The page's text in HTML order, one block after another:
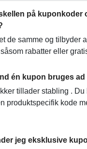
på kuponkoder
de samme og tilbyder
rabatter eller
én kupon bruges
tillader stabling . Du
produktspecifik kode
jeg eksklusive